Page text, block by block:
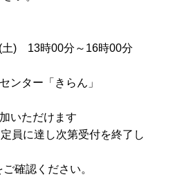
土) 13時00分～16時00分
ンター「きらん」
いただけます
員に達し次第受付を終了し
確認ください。